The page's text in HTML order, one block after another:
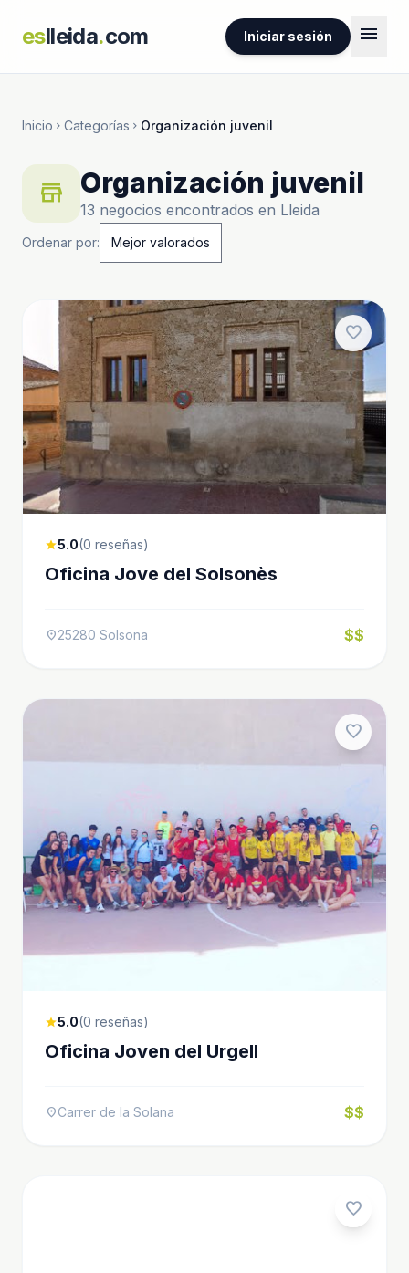
eslleida.com Iniciar sesión menu
Inicio chevron_right Categorías chevron_right Organización juvenil
store Organización juvenil
13 negocios encontrados en Lleida
Ordenar por:
favorite
star5.0(0 reseñas)
Oficina Jove del Solsonès
location_on25280 Solsona $$
favorite
star5.0(0 reseñas)
Oficina Joven del Urgell
location_onCarrer de la Solana $$
favorite